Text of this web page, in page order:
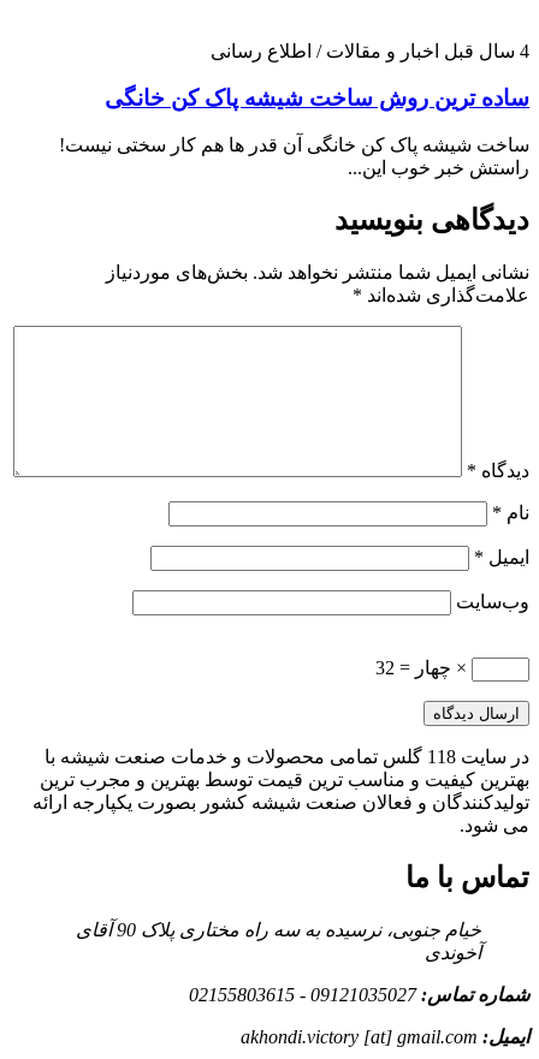
4 سال قبل اخبار و مقالات / اطلاع رسانی
ساده ترین روش ساخت شیشه پاک کن خانگی
ساخت شیشه پاک کن خانگی آن قدر ها هم کار سختی نیست!
راستش خبر خوب این...
دیدگاهی بنویسید
نشانی ایمیل شما منتشر نخواهد شد. بخش‌های موردنیاز
علامت‌گذاری شده‌اند *
دیدگاه *
نام *
ایمیل *
وب‌سایت
× چهار = 32
در سایت 118 گلس تمامی محصولات و خدمات صنعت شیشه با
بهترین کیفیت و مناسب ترین قیمت توسط بهترین و مجرب ترین
تولیدکنندگان و فعالان صنعت شیشه کشور بصورت یکپارجه ارائه
می شود.
تماس با ما
خیام جنوبی، نرسیده به سه راه مختاری پلاک 90 آقای
آخوندی
شماره تماس:09121035027 - 02155803615
ایمیل: akhondi.victory [at] gmail.com